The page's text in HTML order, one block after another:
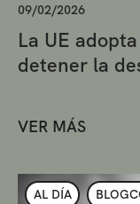
09/02/2026
La UE
detener la
VER MÁS
AL DÍA